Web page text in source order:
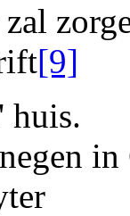
[9]
huis.
in